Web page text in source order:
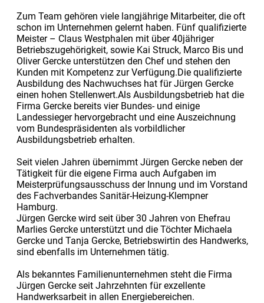
Zum Team gehören viele langjährige Mitarbeiter, die oft
schon im Unternehmen gelernt haben. Fünf qualifizierte
Meister – Claus Westphalen mit über 40jähriger
Betriebszugehörigkeit, sowie Kai Struck, Marco Bis und
Oliver Gercke unterstützen den Chef und stehen den
Kunden mit Kompetenz zur Verfügung.Die qualifizierte
Ausbildung des Nachwuchses hat für Jürgen Gercke
einen hohen Stellenwert.Als Ausbildungsbetrieb hat die
Firma Gercke bereits vier Bundes- und einige
Landessieger hervorgebracht und eine Auszeichnung
vom Bundespräsidenten als vorbildlicher
Ausbildungsbetrieb erhalten.
Seit vielen Jahren übernimmt Jürgen Gercke neben der
Tätigkeit für die eigene Firma auch Aufgaben im
Meisterprüfungsausschuss der Innung und im Vorstand
des Fachverbandes Sanitär-Heizung-Klempner
Hamburg.
Jürgen Gercke wird seit über 30 Jahren von Ehefrau
Marlies Gercke unterstützt und die Töchter Michaela
Gercke und Tanja Gercke, Betriebswirtin des Handwerks,
sind ebenfalls im Unternehmen tätig.
Als bekanntes Familienunternehmen steht die Firma
Jürgen Gercke seit Jahrzehnten für exzellente
Handwerksarbeit in allen Energiebereichen.